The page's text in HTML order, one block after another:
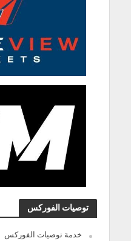
توصيات الفوركس
خدمة توصيات الفوركس